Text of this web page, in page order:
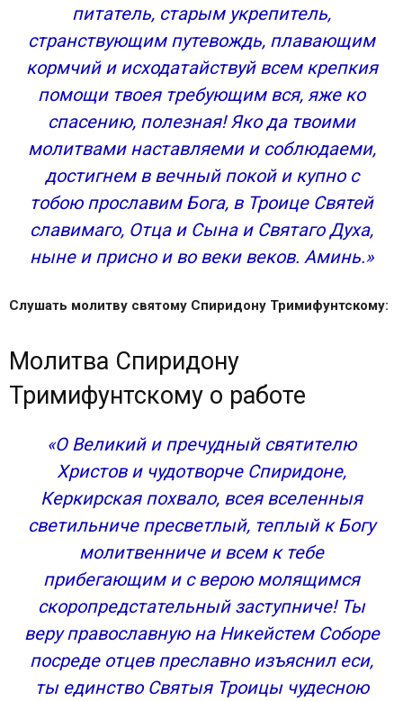
питатель, старым укрепитель,
странствующим путевождь, плавающим
кормчий и исходатайствуй всем крепкия
помощи твоея требующим вся, яже ко
спасению, полезная! Яко да твоими
молитвами наставляеми и соблюдаеми,
достигнем в вечный покой и купно с
тобою прославим Бога, в Троице Святей
славимаго, Отца и Сына и Святаго Духа,
ныне и присно и во веки веков. Аминь.»
Слушать молитву святому Спиридону Тримифунтскому:
Молитва Спиридону
Тримифунтскому о работе
«О Великий и пречудный святителю
Христов и чудотворче Спиридоне,
Керкирская похвало, всея вселенныя
светильниче пресветлый, теплый к Богу
молитвенниче и всем к тебе
прибегающим и с верою молящимся
скоропредстательный заступниче! Ты
веру православную на Никейстем Соборе
посреде отцев преславно изъяснил еси,
ты единство Святыя Троицы чудесною